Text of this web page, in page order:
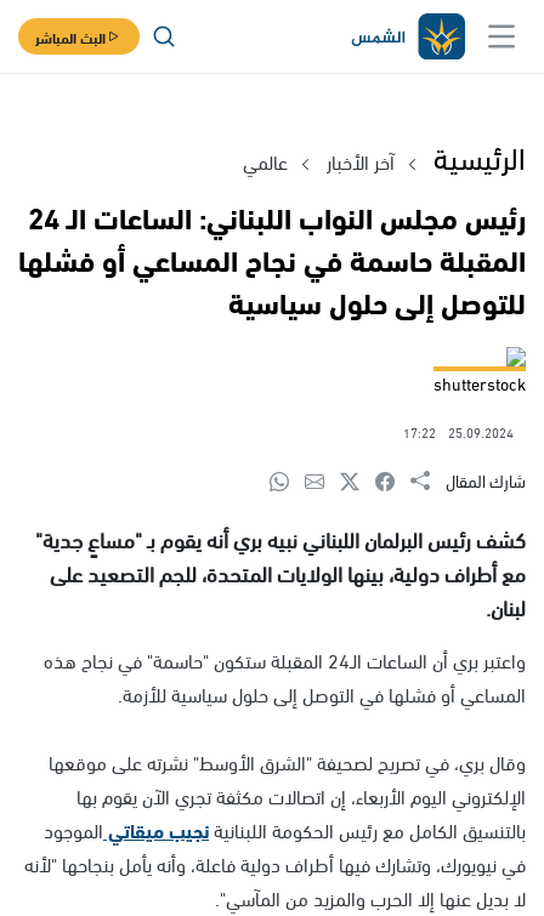
البث المباشر
الرئيسية آخر الأخبار عالمي
رئيس مجلس النواب اللبناني: الساعات الـ 24
المقبلة حاسمة في نجاح المساعي أو فشلها
للتوصل إلى حلول سياسية
shutterstock
25.09.2024
17:22
شارك المقال
كشف رئيس البرلمان اللبناني نبيه بري أنه يقوم بـ "مساعٍ جدية"
مع أطراف دولية، بينها الولايات المتحدة، للجم التصعيد على
لبنان.
واعتبر بري أن الساعات الـ24 المقبلة ستكون "حاسمة" في نجاح هذه
المساعي أو فشلها في التوصل إلى حلول سياسية للأزمة.
وقال بري، في تصريح لصحيفة "الشرق الأوسط" نشرته على موقعها
الإلكتروني اليوم الأربعاء، إن اتصالات مكثفة تجري الآن يقوم بها
بالتنسيق الكامل مع رئيس الحكومة اللبنانيةنجيب ميقاتيالموجود
في نيويورك، وتشارك فيها أطراف دولية فاعلة، وأنه يأمل بنجاحها "لأنه
لا بديل عنها إلا الحرب والمزيد من المآسي".